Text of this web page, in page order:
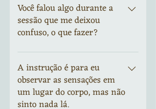
Você falou algo durante a
sessão que me deixou
confuso, o que fazer?
Após a sessão acabar, faça uma nota
da instrução que te causou confusão
para que possa ser discutida
durante a sua próxima sessão de
reflexão. É normal não entender
A instrução é para eu
observar as sensações em
um lugar do corpo, mas não
sinto nada lá.